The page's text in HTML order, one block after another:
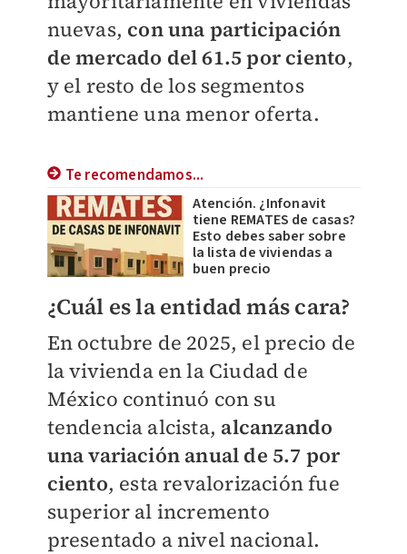
nuevas, con una participación
de mercado del 61.5 por ciento,
y el resto de los segmentos
mantiene una menor oferta.
Te recomendamos...
Atención. ¿Infonavit
tiene REMATES de casas?
Esto debes saber sobre
la lista de viviendas a
buen precio
¿Cuál es la entidad más cara?
En octubre de 2025, el precio de
la vivienda en la Ciudad de
México continuó con su
tendencia alcista, alcanzando
una variación anual de 5.7 por
ciento, esta revalorización fue
superior al incremento
presentado a nivel nacional.